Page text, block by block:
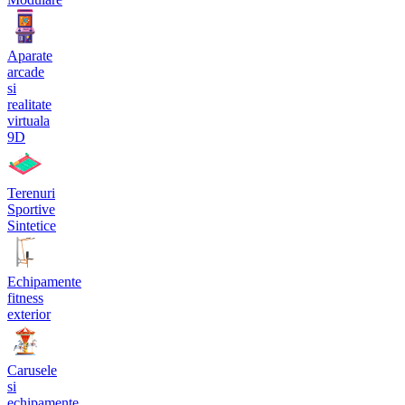
Aparate
arcade
si
realitate
virtuala
9D
Terenuri
Sportive
Sintetice
Echipamente
fitness
exterior
Carusele
si